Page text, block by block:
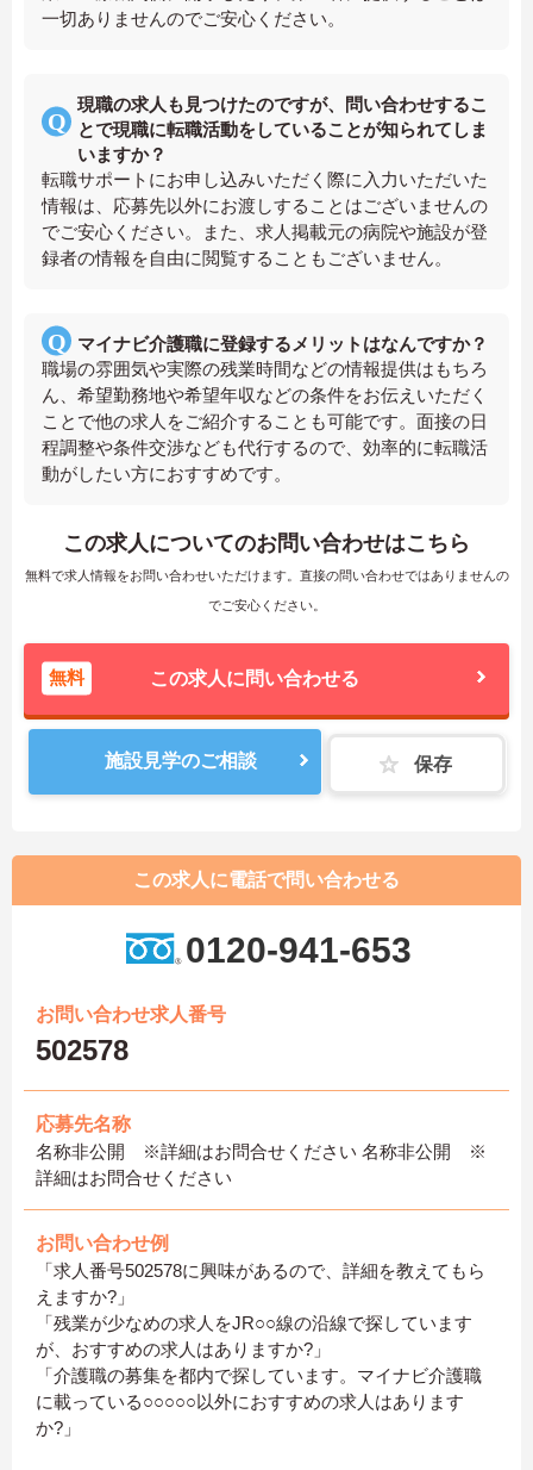
一切ありませんのでご安心ください。
現職の求人も見つけたのですが、問い合わせするこ
とで現職に転職活動をしていることが知られてしま
いますか？
転職サポートにお申し込みいただく際に入力いただいた
情報は、応募先以外にお渡しすることはございませんの
でご安心ください。また、求人掲載元の病院や施設が登
録者の情報を自由に閲覧することもございません。
マイナビ介護職に登録するメリットはなんですか？
職場の雰囲気や実際の残業時間などの情報提供はもちろ
ん、希望勤務地や希望年収などの条件をお伝えいただく
ことで他の求人をご紹介することも可能です。面接の日
程調整や条件交渉なども代行するので、効率的に転職活
動がしたい方におすすめです。
この求人についてのお問い合わせはこちら
無料で求人情報をお問い合わせいただけます。直接の問い合わせではありませんの
でご安心ください。
無料 この求人に問い合わせる
施設見学のご相談 保存
この求人に電話で問い合わせる
0120-941-653
お問い合わせ求人番号
502578
応募先名称
名称非公開 ※詳細はお問合せください 名称非公開 ※
詳細はお問合せください
お問い合わせ例
「求人番号502578に興味があるので、詳細を教えてもら
えますか?」
「残業が少なめの求人をJR○○線の沿線で探しています
が、おすすめの求人はありますか?」
「介護職の募集を都内で探しています。マイナビ介護職
に載っている○○○○○以外におすすめの求人はあります
か?」